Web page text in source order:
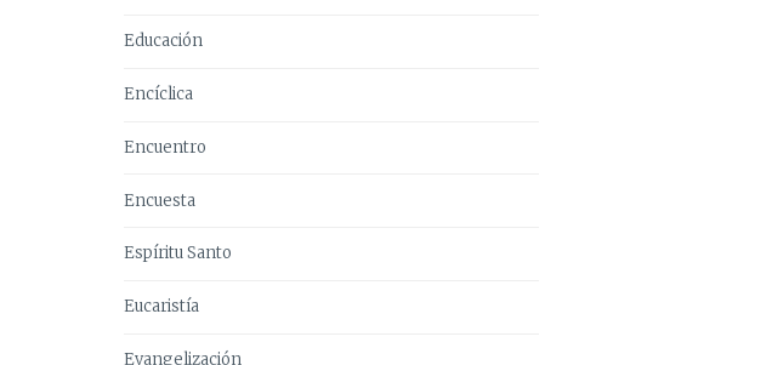
Educación
Encíclica
Encuentro
Encuesta
Espíritu Santo
Eucaristía
Evangelización